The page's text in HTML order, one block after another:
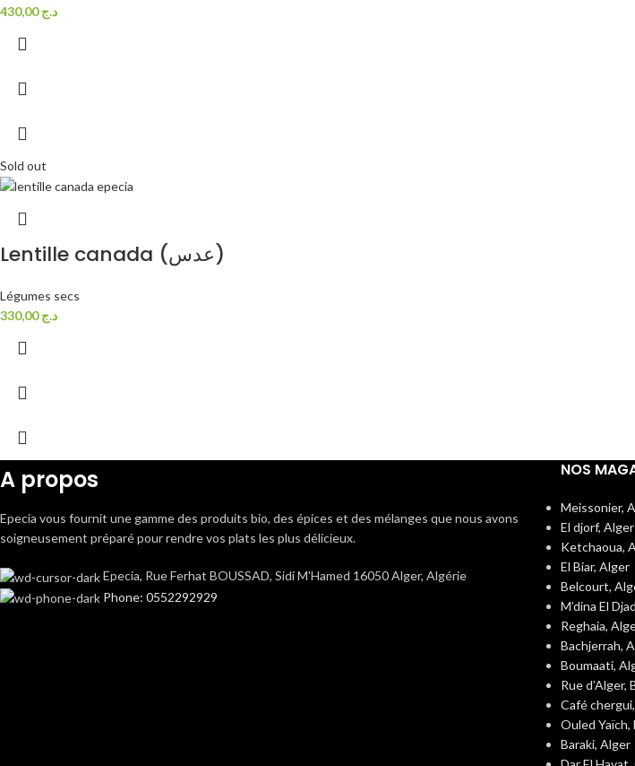
د.ج430,00
Sold out
Lentille canada (عدس)
Légumes secs
د.ج330,00
A propos
Epecia vous fournit une gamme des produits bio, des épices et des mélanges que nous avons
soigneusement préparé pour rendre vos plats les plus délicieux.
Epecia, Rue Ferhat BOUSSAD, Sidi M'Hamed 16050 Alger, Algérie
Phone: 0552292929
NOS
Meissonier,
El djorf, Alger
Ketchaoua,
El Biar, Alger
Belcourt,
M’dina El
Reghaia,
Bachjerrah,
Boumaati,
Rue d’Alger,
Café
Ouled Yaïch,
Baraki, Alger